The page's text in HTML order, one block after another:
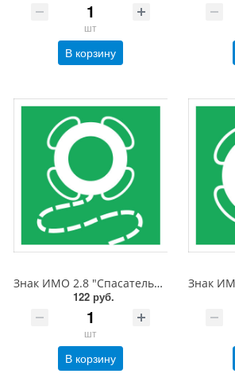
шт
В корзину
Знак ИМО 2.8 "Спасательный круг с линем", 200x200 мм, фотолюм, пленка
122 руб.
шт
В корзину